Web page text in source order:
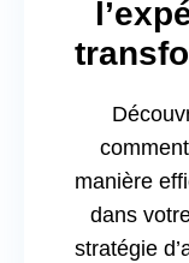
manière
dans
stratégie